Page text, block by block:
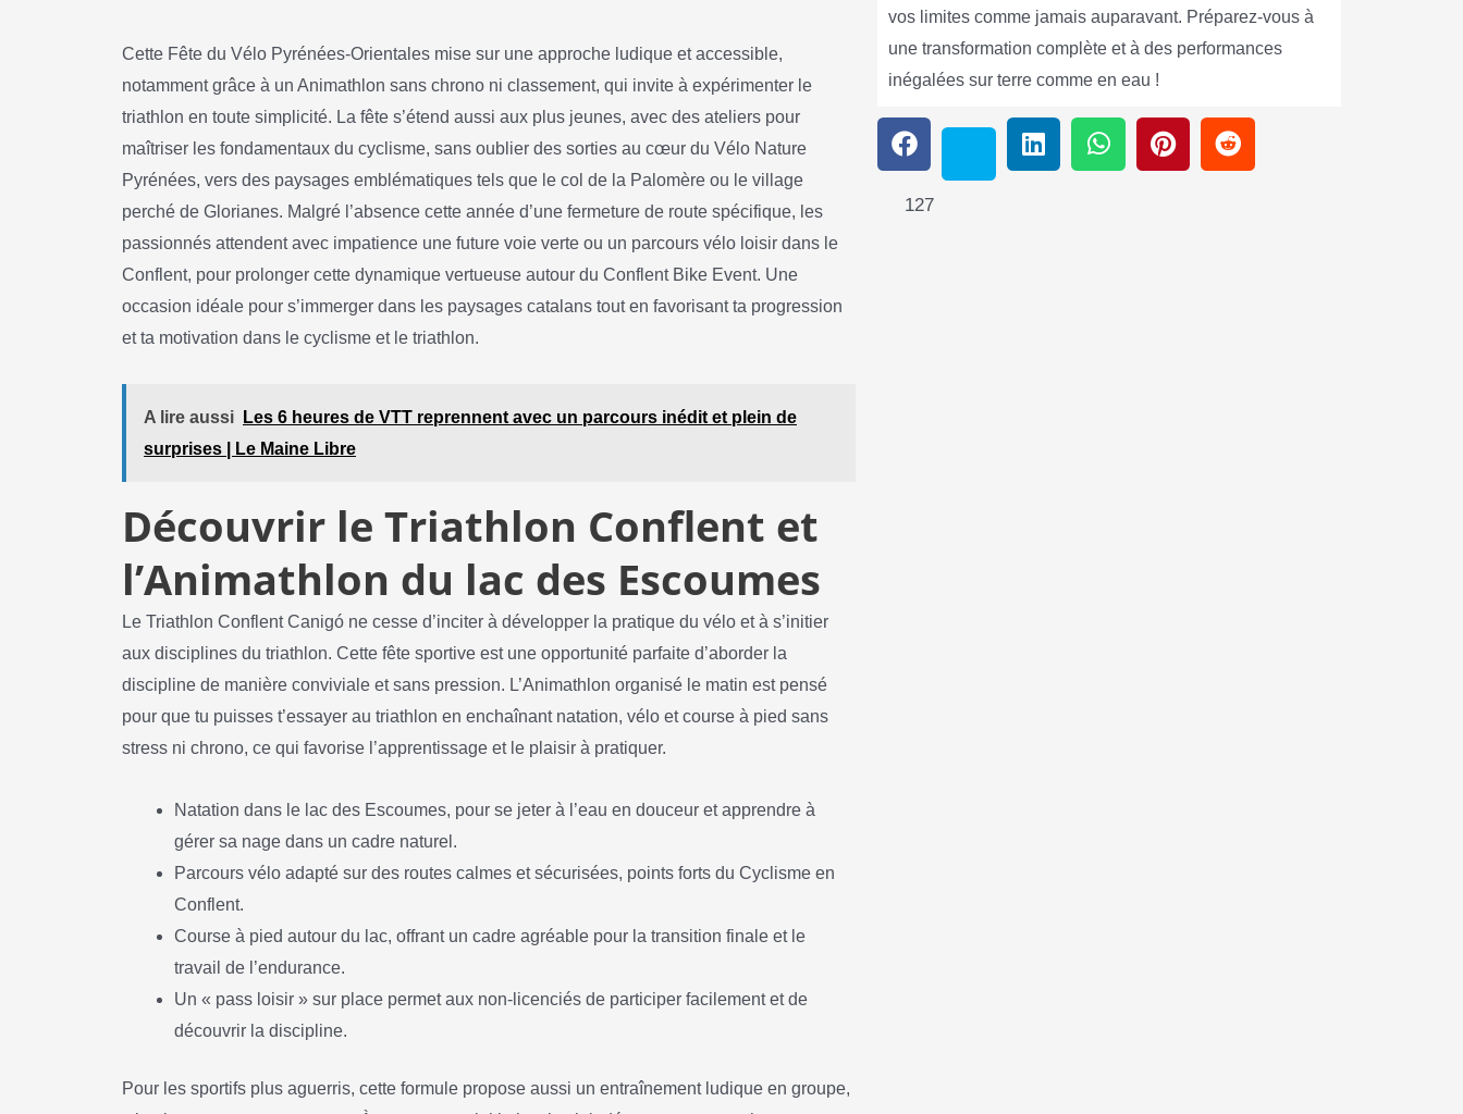
Cette Fête du Vélo Pyrénées-Orientales mise sur une approche ludique et accessible,
notamment grâce à un Animathlon sans chrono ni classement, qui invite à expérimenter le
triathlon en toute simplicité. La fête s’étend aussi aux plus jeunes, avec des ateliers pour
maîtriser les fondamentaux du cyclisme, sans oublier des sorties au cœur du Vélo Nature
Pyrénées, vers des paysages emblématiques tels que le col de la Palomère ou le village
perché de Glorianes. Malgré l’absence cette année d’une fermeture de route spécifique, les
passionnés attendent avec impatience une future voie verte ou un parcours vélo loisir dans le
Conflent, pour prolonger cette dynamique vertueuse autour du Conflent Bike Event. Une
occasion idéale pour s’immerger dans les paysages catalans tout en favorisant ta progression
et ta motivation dans le cyclisme et le triathlon.
A lire aussi
Les 6 heures de VTT reprennent avec un parcours inédit et plein de
surprises | Le Maine Libre
Découvrir le Triathlon Conflent et
l’Animathlon du lac des Escoumes
Le Triathlon Conflent Canigó ne cesse d’inciter à développer la pratique du vélo et à s’initier
aux disciplines du triathlon. Cette fête sportive est une opportunité parfaite d’aborder la
discipline de manière conviviale et sans pression. L’Animathlon organisé le matin est pensé
pour que tu puisses t’essayer au triathlon en enchaînant natation, vélo et course à pied sans
stress ni chrono, ce qui favorise l’apprentissage et le plaisir à pratiquer.
Natation dans le lac des Escoumes, pour se jeter à l’eau en douceur et apprendre à
gérer sa nage dans un cadre naturel.
Parcours vélo adapté sur des routes calmes et sécurisées, points forts du Cyclisme en
Conflent.
Course à pied autour du lac, offrant un cadre agréable pour la transition finale et le
travail de l’endurance.
Un « pass loisir » sur place permet aux non-licenciés de participer facilement et de
découvrir la discipline.
Pour les sportifs plus aguerris, cette formule propose aussi un entraînement ludique en groupe,
vos limites comme jamais auparavant. Préparez-vous à
une transformation complète et à des performances
inégalées sur terre comme en eau !
127